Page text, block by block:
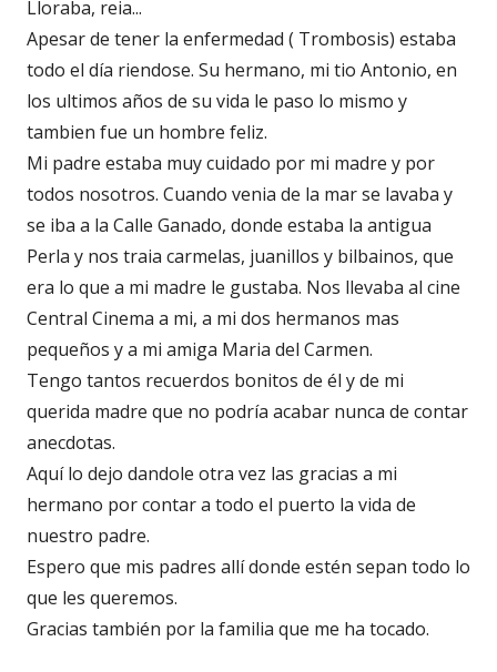
Lloraba, reia...
Apesar de tener la enfermedad ( Trombosis) estaba
todo el día riendose. Su hermano, mi tio Antonio, en
los ultimos años de su vida le paso lo mismo y
tambien fue un hombre feliz.
Mi padre estaba muy cuidado por mi madre y por
todos nosotros. Cuando venia de la mar se lavaba y
se iba a la Calle Ganado, donde estaba la antigua
Perla y nos traia carmelas, juanillos y bilbainos, que
era lo que a mi madre le gustaba. Nos llevaba al cine
Central Cinema a mi, a mi dos hermanos mas
pequeños y a mi amiga Maria del Carmen.
Tengo tantos recuerdos bonitos de él y de mi
querida madre que no podría acabar nunca de contar
anecdotas.
Aquí lo dejo dandole otra vez las gracias a mi
hermano por contar a todo el puerto la vida de
nuestro padre.
Espero que mis padres allí donde estén sepan todo lo
que les queremos.
Gracias también por la familia que me ha tocado.